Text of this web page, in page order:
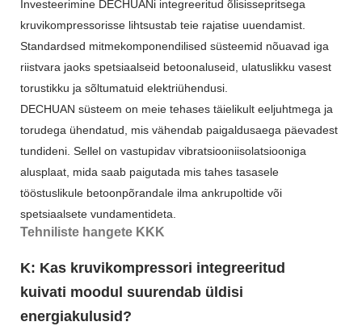
Investeerimine DECHUANi integreeritud õlisissepritsega
kruvikompressorisse lihtsustab teie rajatise uuendamist.
Standardsed mitmekomponendilised süsteemid nõuavad iga
riistvara jaoks spetsiaalseid betoonaluseid, ulatuslikku vasest
torustikku ja sõltumatuid elektriühendusi.
DECHUAN süsteem on meie tehases täielikult eeljuhtmega ja
torudega ühendatud, mis vähendab paigaldusaega päevadest
tundideni. Sellel on vastupidav vibratsiooniisolatsiooniga
alusplaat, mida saab paigutada mis tahes tasasele
tööstuslikule betoonpõrandale ilma ankrupoltide või
spetsiaalsete vundamentideta.
Tehniliste hangete KKK
K: Kas kruvikompressori integreeritud
kuivati ​​moodul suurendab üldisi
energiakulusid?